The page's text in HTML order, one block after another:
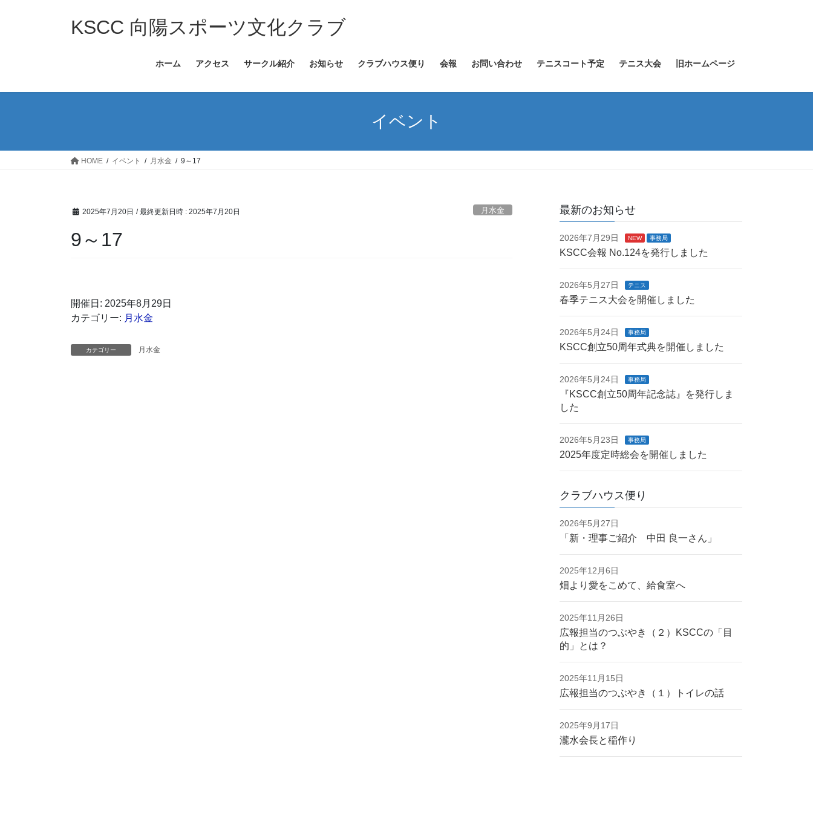
ス
ン
KSCC 向陽スポーツ文化クラブ
ホーム アクセス サークル紹介 お知らせ クラブハウス便り 会報 お問い合わせ テニスコート予定 テニス大会 旧ホームページ
イベント
HOME イベント 月水金 9～17
2025年7月20日 / 最終更新日時 : 2025年7月20日 月水金
9～17
開催日: 2025年8月29日
カテゴリー: 月水金
カテゴリー 月水金
最新のお知らせ
2026年7月29日 NEW 事務局
KSCC会報 No.124を発行しました
2026年5月27日 テニス
春季テニス大会を開催しました
2026年5月24日 事務局
KSCC創立50周年式典を開催しました
2026年5月24日 事務局
『KSCC創立50周年記念誌』を発行しま
した
2026年5月23日 事務局
2025年度定時総会を開催しました
クラブハウス便り
2026年5月27日
「新・理事ご紹介 中田 良一さん」
2025年12月6日
畑より愛をこめて、給食室へ
2025年11月26日
広報担当のつぶやき（２）KSCCの「目
的」とは？
2025年11月15日
広報担当のつぶやき（１）トイレの話
2025年9月17日
瀧水会長と稲作り